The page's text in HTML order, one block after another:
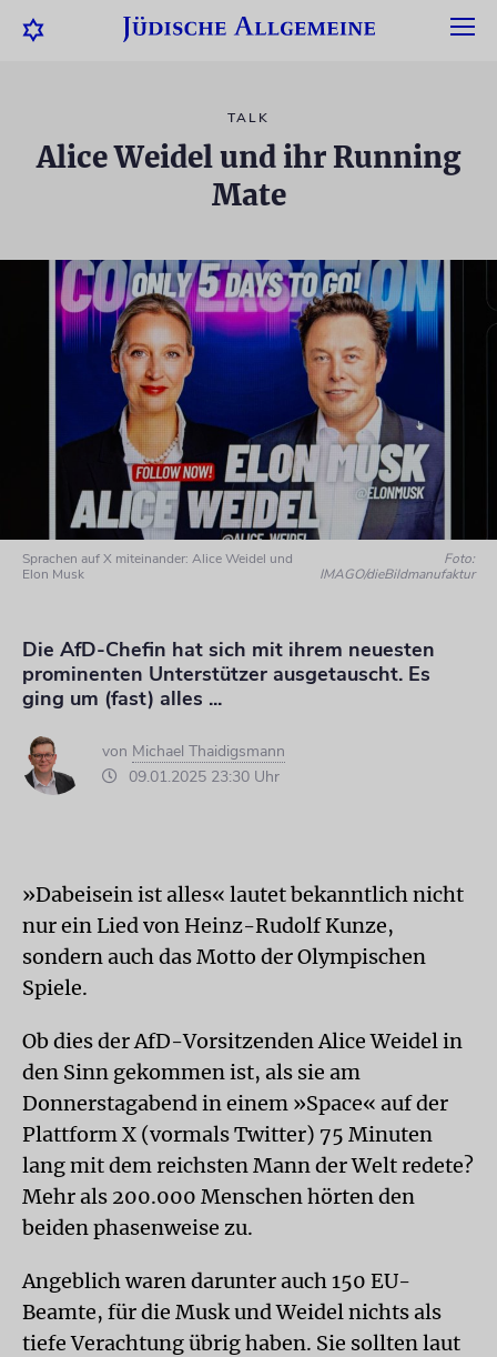
TALK
Alice Weidel und ihr Running
Mate
Sprachen auf X miteinander: Alice Weidel und
Elon Musk
Foto:
IMAGO/dieBildmanufaktur
Die AfD-Chefin hat sich mit ihrem neuesten
prominenten Unterstützer ausgetauscht. Es
ging um (fast) alles ...
von Michael Thaidigsmann
09.01.2025 23:30 Uhr
»Dabeisein ist alles« lautet bekanntlich nicht
nur ein Lied von Heinz-Rudolf Kunze,
sondern auch das Motto der Olympischen
Spiele.
Ob dies der AfD-Vorsitzenden Alice Weidel in
den Sinn gekommen ist, als sie am
Donnerstagabend in einem »Space« auf der
Plattform X (vormals Twitter) 75 Minuten
lang mit dem reichsten Mann der Welt redete?
Mehr als 200.000 Menschen hörten den
beiden phasenweise zu.
Angeblich waren darunter auch 150 EU-
Beamte, für die Musk und Weidel nichts als
tiefe Verachtung übrig haben. Sie sollten laut